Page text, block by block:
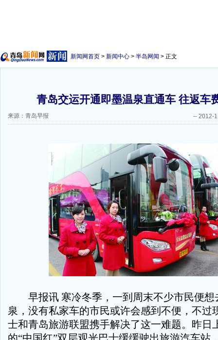
新闻网首页 > 新闻中心 > 半岛网闻 > 正文
青岛交运开通即墨温泉直通车 往返车
来源：青岛早报 -- 2012-
早报讯 寒冷冬季，一到周末不少市民便想
泉，没有私家车的市民或许会感到不便，不过
士和青岛旅游联盟携手解决了这一难题。昨日